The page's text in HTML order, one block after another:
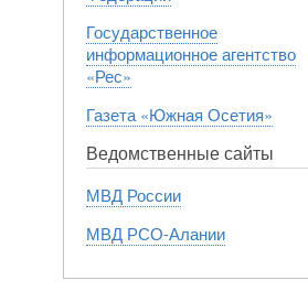
Государственное
информационное агентство
«Рес»
Газета «Южная Осетия»
Ведомственные сайты
МВД России
МВД РСО-Алании